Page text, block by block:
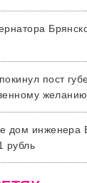
пост
желанию
дом инженера
рубль